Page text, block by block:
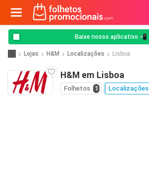
Baixe nosso aplicativo 📲
Lojas H&M Localizações Lisboa
H&M em Lisboa
Folhetos 1 Localizações